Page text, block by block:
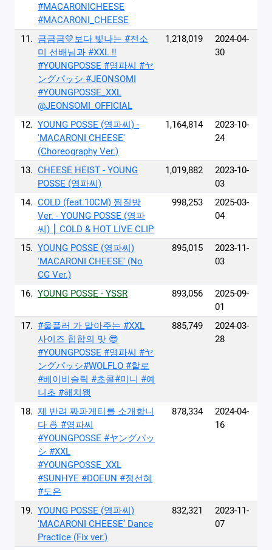
#MACARONICHEESE
#MACARONI_CHEESE
11. 금금금💛보다 빛나는 #전소
미 선배님과 #XXL ‼️
#YOUNGPOSSE #영파씨 #ヤ
ングパッシ #JEONSOMI
#YOUNGPOSSE_XXL
@JEONSOMI_OFFICIAL
1,218,019
2024-04-
30
12. YOUNG POSSE (영파씨) -
'MACARONI CHEESE'
(Choreography Ver.)
1,164,814
2023-10-
24
13. CHEESE HEIST - YOUNG
POSSE (영파씨)
1,019,882
2023-10-
03
14. COLD (feat.10CM) 찜질방
Ver. - YOUNG POSSE (영파
씨) ⎮ COLD & HOT LIVE CLIP
998,253
2025-03-
04
15. YOUNG POSSE (영파씨)
'MACARONI CHEESE' (No
CG Ver.)
895,015
2023-11-
03
16. YOUNG POSSE - YSSR 893,056
2025-09-
01
17. #울플러 가 말아주는 #XXL
사이즈 힙합의 맛 😎
#YOUNGPOSSE #영파씨 #ヤ
ングパッシ#WOLFLO #할로
#베이비슬릭 #초콜#미니 #예
니초 #해치왱
885,749
2024-03-
28
18. 제 반려 짜파게티를 소개합니
다 🍜 #영파씨
#YOUNGPOSSE #ヤングパッ
シ #XXL
#YOUNGPOSSE_XXL
#SUNHYE #DOEUN #정선혜
#도은
878,334
2024-04-
16
19. YOUNG POSSE (영파씨)
‘MACARONI CHEESE’ Dance
Practice (Fix ver.)
832,321
2023-11-
07